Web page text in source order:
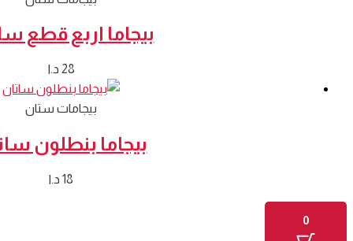
بيجاما اربع قطع
28 د.ا
بيجامات ستان
بيجاما بنطلون
18 د.ا
0